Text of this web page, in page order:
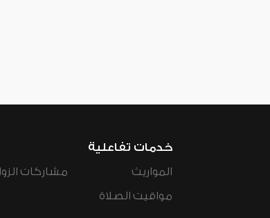
خدمات تفاعلية
المواريث
مواقيت الصلاة
مشاركات